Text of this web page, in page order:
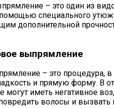
– это один из
специального
дополнительной
выпрямление
– это процедура,
и прямую форму. В
могут иметь негативное
волосы и вызвать